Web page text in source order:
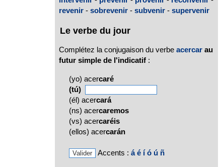
revenir - sobrevenir - subvenir - supervenir
Le verbe du jour
Complétez la conjugaison du verbe acercar au
futur simple de l'indicatif :
(yo) acercaré
(tú)
(él) acercará
(ns) acercaremos
(vs) acercaréis
(ellos) acercarán
Accents : á é í ó ú ñ